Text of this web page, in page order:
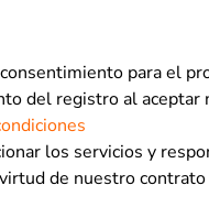
para el
del registro al aceptar
los servicios y
de nuestro